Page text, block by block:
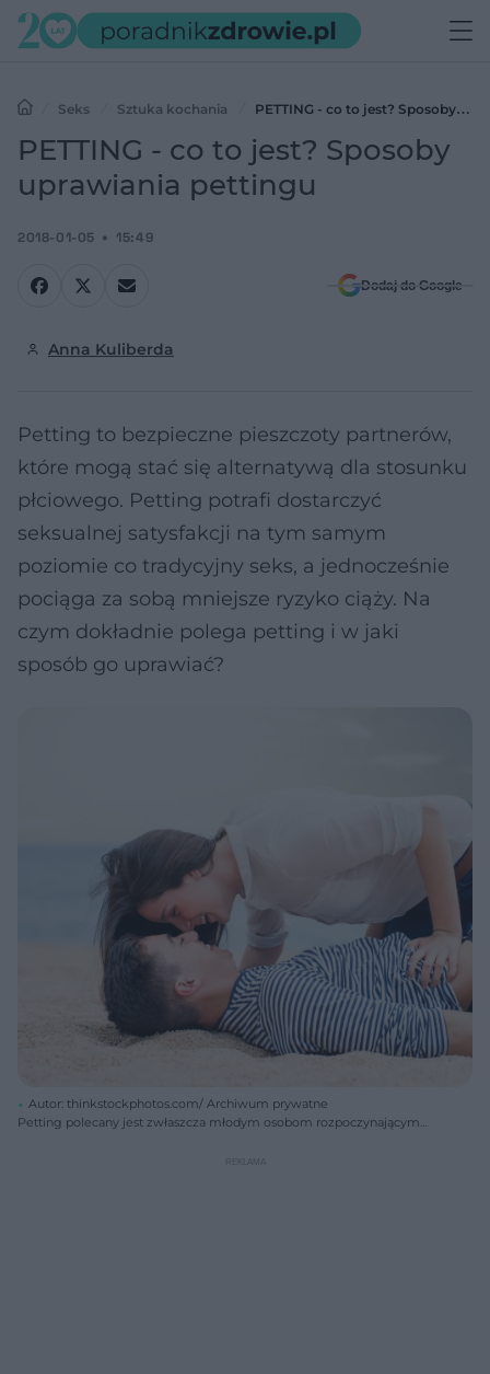
Seks Sztuka kochania
PETTING - co to jest? Sposoby
uprawiania pettingu
PETTING - co to jest? Sposoby
uprawiania pettingu
2018-01-05 15:49
Dodaj do Google
Anna Kuliberda
Petting to bezpieczne pieszczoty partnerów,
które mogą stać się alternatywą dla stosunku
płciowego. Petting potrafi dostarczyć
seksualnej satysfakcji na tym samym
poziomie co tradycyjny seks, a jednocześnie
pociąga za sobą mniejsze ryzyko ciąży. Na
czym dokładnie polega petting i w jaki
sposób go uprawiać?
Autor: thinkstockphotos.com/ Archiwum prywatne
Petting polecany jest zwłaszcza młodym osobom rozpoczynającym